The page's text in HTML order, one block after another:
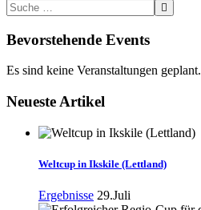
Bevorstehende Events
Es sind keine Veranstaltungen geplant.
Neueste Artikel
Weltcup in Ikskile (Lettland)
Ergebnisse 29.Juli